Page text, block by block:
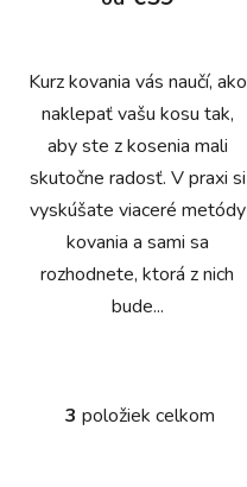
Kurz kovania vás naučí, ako
naklepať vašu kosu tak,
aby ste z kosenia mali
skutočne radosť. V praxi si
vyskúšate viaceré metódy
kovania a sami sa
rozhodnete, ktorá z nich
bude...
O
3 položiek celkom